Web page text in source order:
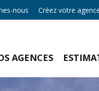
nous Créez votre
AGENCES